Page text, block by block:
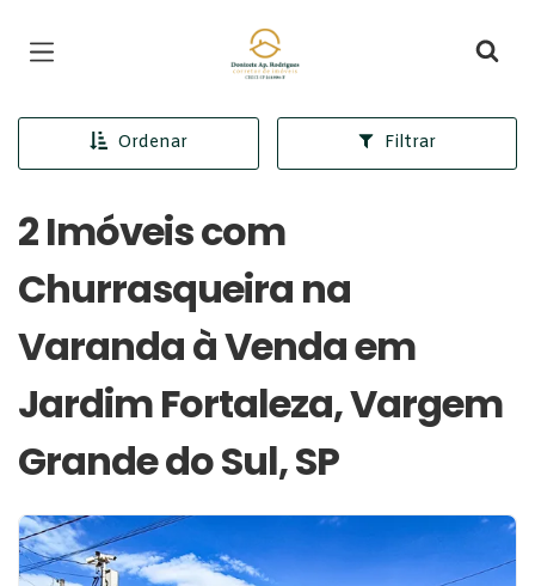
Página inicial
Ordenar Filtrar
2 Imóveis com
Churrasqueira na
Varanda à Venda em
Jardim Fortaleza, Vargem
Grande do Sul, SP